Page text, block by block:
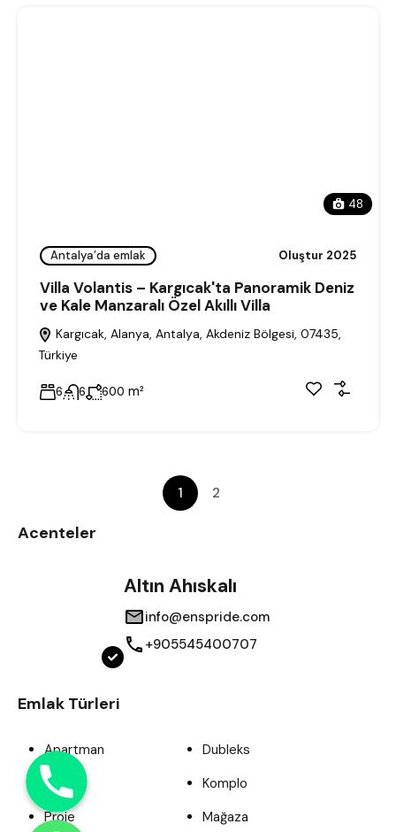
48
Antalya’da emlak Oluştur 2025
Villa Volantis – Kargıcak'ta Panoramik Deniz
ve Kale Manzaralı Özel Akıllı Villa
Kargıcak, Alanya, Antalya, Akdeniz Bölgesi, 07435,
Türkiye
6 6 600 m²
1 2
Acenteler
Altın Ahıskalı
info@enspride.com
+905545400707
Emlak Türleri
Apartman
Dubleks
Ofis
Komplo
Proje
Mağaza
Phone
WhatsApp